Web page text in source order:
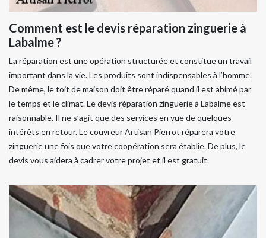
Comment est le devis réparation zinguerie à
Labalme ?
La réparation est une opération structurée et constitue un travail
important dans la vie. Les produits sont indispensables à l’homme.
De même, le toit de maison doit être réparé quand il est abimé par
le temps et le climat. Le devis réparation zinguerie à Labalme est
raisonnable. Il ne s’agit que des services en vue de quelques
intérêts en retour. Le couvreur Artisan Pierrot réparera votre
zinguerie une fois que votre coopération sera établie. De plus, le
devis vous aidera à cadrer votre projet et il est gratuit.